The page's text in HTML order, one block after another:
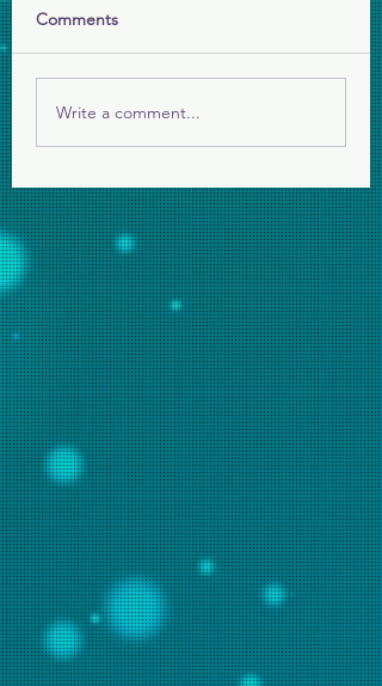
願祢的國降臨
Comments
Write a comment...